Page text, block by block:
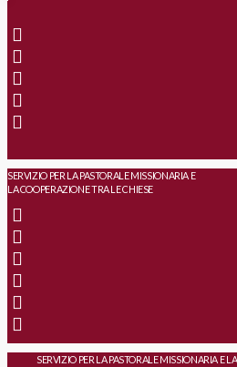
SERVIZIO PER LA PASTORALE MISSIONARIA E
LA COOPERAZIONE TRA LE CHIESE
SERVIZIO PER LA PASTORALE MISSIONARIA E